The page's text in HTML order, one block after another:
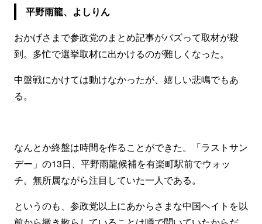
平野雨龍、よしりん
おかげさまで参政党のまとめ記事がバズって取材が殺
到。多忙で選挙取材に出かけるのが難しくなった。
中盤戦にかけては動けなかったが、嬉しい悲鳴でもあ
る。
なんとか終盤は時間を作ることができた。「ラストサン
デー」の13日、平野雨龍候補を有楽町駅前でウォッ
チ。無所属ながら注目していた一人である。
というのも、参政党以上にあからさまな中国ヘイトを以